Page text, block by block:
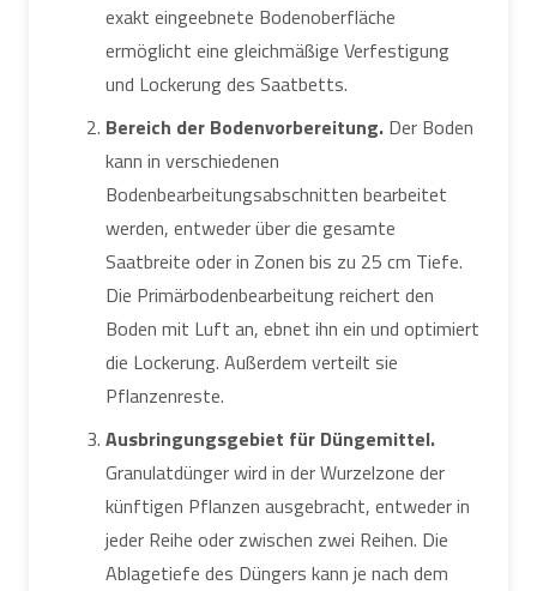
exakt eingeebnete Bodenoberfläche
ermöglicht eine gleichmäßige Verfestigung
und Lockerung des Saatbetts.
Bereich der Bodenvorbereitung. Der Boden
kann in verschiedenen
Bodenbearbeitungsabschnitten bearbeitet
werden, entweder über die gesamte
Saatbreite oder in Zonen bis zu 25 cm Tiefe.
Die Primärbodenbearbeitung reichert den
Boden mit Luft an, ebnet ihn ein und optimiert
die Lockerung. Außerdem verteilt sie
Pflanzenreste.
Ausbringungsgebiet für Düngemittel.
Granulatdünger wird in der Wurzelzone der
künftigen Pflanzen ausgebracht, entweder in
jeder Reihe oder zwischen zwei Reihen. Die
Ablagetiefe des Düngers kann je nach dem